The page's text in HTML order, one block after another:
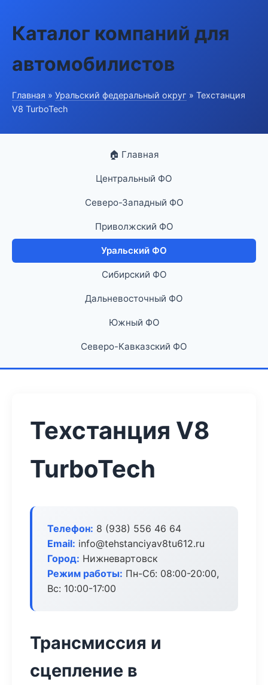
Каталог компаний для
автомобилистов
Главная » Уральский федеральный округ » Техстанция
V8 TurboTech
🏠 Главная
Центральный ФО
Северо-Западный ФО
Приволжский ФО
Уральский ФО
Сибирский ФО
Дальневосточный ФО
Южный ФО
Северо-Кавказский ФО
Техстанция V8
TurboTech
Телефон: 8 (938) 556 46 64
Email: info@tehstanciyav8tu612.ru
Город: Нижневартовск
Режим работы: Пн-Сб: 08:00-20:00,
Вс: 10:00-17:00
Трансмиссия и
сцепление в